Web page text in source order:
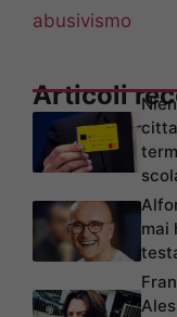
abusivismo
Articoli
mai